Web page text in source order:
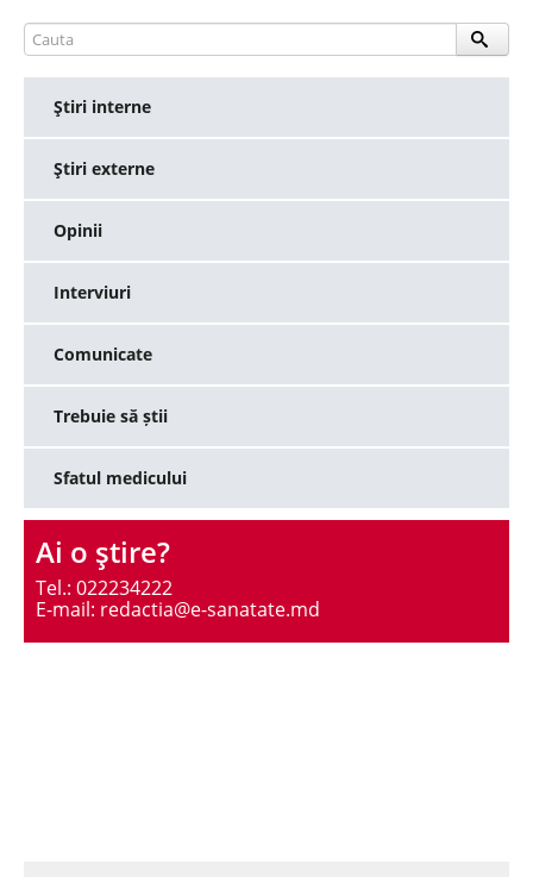
Ştiri interne
Ştiri externe
Opinii
Interviuri
Comunicate
Trebuie să știi
Sfatul medicului
Ai o ştire?
Tel.: 022234222
E-mail: redactia@e-sanatate.md